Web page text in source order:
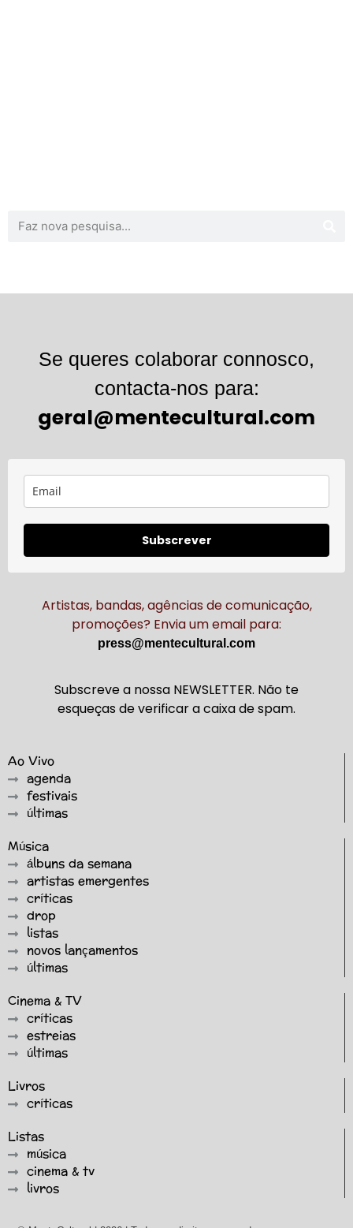
Se queres colaborar connosco,
contacta-nos para:
geral@mentecultural.com
Subscrever
Artistas, bandas, agências de comunicação,
promoções? Envia um email para:
press@mentecultural.com
Subscreve a nossa NEWSLETTER. Não te
esqueças de verificar a caixa de spam.
Ao Vivo
agenda
festivais
últimas
Música
álbuns da semana
artistas emergentes
críticas
drop
listas
novos lançamentos
últimas
Cinema & TV
críticas
estreias
últimas
Livros
críticas
Listas
música
cinema & tv
livros